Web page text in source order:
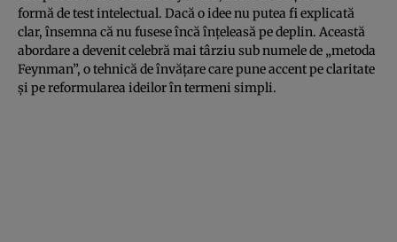
formă de test intelectual. Dacă o idee nu putea fi explicată
clar, însemna că nu fusese încă înțeleasă pe deplin. Această
abordare a devenit celebră mai târziu sub numele de „metoda
Feynman”, o tehnică de învățare care pune accent pe claritate
și pe reformularea ideilor în termeni simpli.